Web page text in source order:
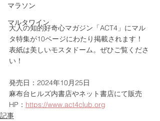
マラソン
マルタワイン
大人の知的好奇心マガジン「ACT4」にマル
タ特集が10ページにわたり掲載されます！
表紙は美しいモスタドーム。ぜひご覧くださ
い！
発売日：2024年10月25日
麻布台ヒルズ内書店やネット書店にて販売
HP： https://www.act4club.org
記事